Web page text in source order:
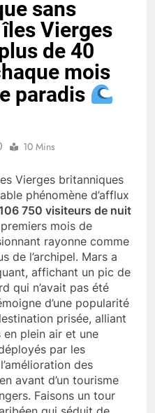
sans
Vierges
de 40
mois
paradis
10 Mins
Vierges britanniques
phénomène d’afflux
750 visiteurs de nuit
mois de
rayonne comme
de l’archipel. Mars a
affichant un pic de
qui n’avait pas été
d’une popularité
prisée, alliant
en plein air et une
par les
des
avant d’un tourisme
Faisons un tour